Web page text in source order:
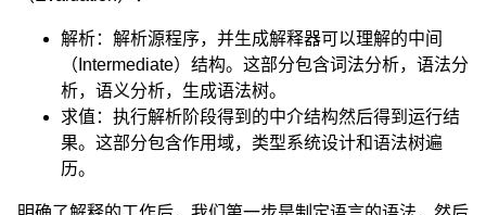
解析：解析源程序，并生成解释器可以理解的中间
（Intermediate）结构。这部分包含词法分析，语法分
析，语义分析，生成语法树。
求值：执行解析阶段得到的中介结构然后得到运行结
果。这部分包含作用域，类型系统设计和语法树遍
历。